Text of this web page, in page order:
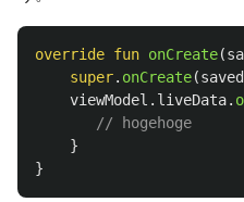
override fun onCreate(
super. onCreate(
viewModel . liveData.
// hogehoge
}
}